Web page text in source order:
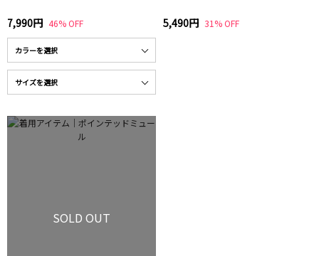
7,990円 46% OFF 5,490円 31% OFF
SOLD OUT